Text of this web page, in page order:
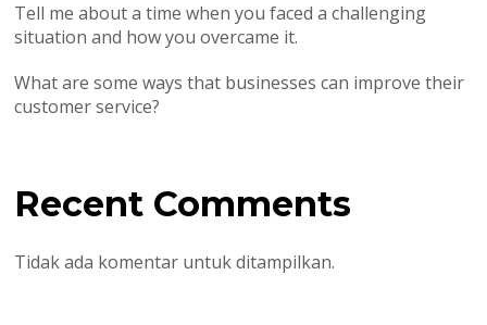
Tell me about a time when you faced a challenging
situation and how you overcame it.
What are some ways that businesses can improve their
customer service?
Recent Comments
Tidak ada komentar untuk ditampilkan.